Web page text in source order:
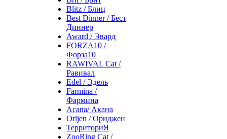
Blitz / Блиц
Best Dinner / Бест
Диннер
Award / Эвард
FORZA10 /
Форза10
RAWIVAL Cat /
Равивал
Edel / Эдель
Farmina /
Фармина
Acana/ Акана
Orijen / Ориджен
ТерриториЯ
ZooRing Cat /